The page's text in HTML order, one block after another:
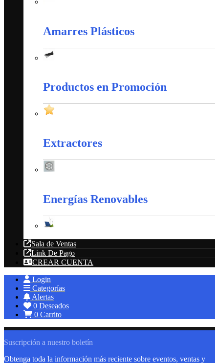
Amarres Plásticos
Productos en Promoción
Extractores
Energías Renovables
Sala de Ventas
Link De Pago
CREAR CUENTA
Login
Categorías
Alertas
0 Deseados
0 Carrito
Suscripción a nuestro boletín
Obtenga toda la información más reciente sobre eventos, ventas y